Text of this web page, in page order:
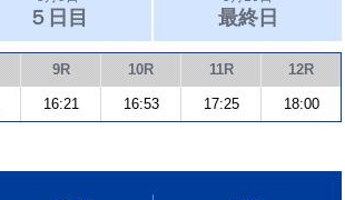
５日目 最終日
9R 10R 11R 12R
16:21 16:53 17:25 18:00